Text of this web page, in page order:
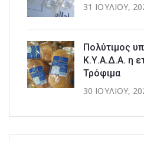
31 ΙΟΥΛΊΟΥ,
Πολύτιμος
Κ.Υ.Α.Δ.Α. η
Τρόφιμα
30 ΙΟΥΛΊΟΥ,